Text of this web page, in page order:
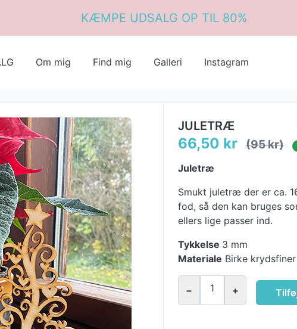
KÆMPE UDSALG OP TIL 80%
Om mig Find mig Galleri Instagram
JULETRÆ
66,50 kr (95 kr)
Juletræ
Smukt juletræ der er ca.
fod, så den kan bruges
ellers lige passer ind.
Tykkelse 3 mm
Materiale Birke krydsfiner
− 1 +